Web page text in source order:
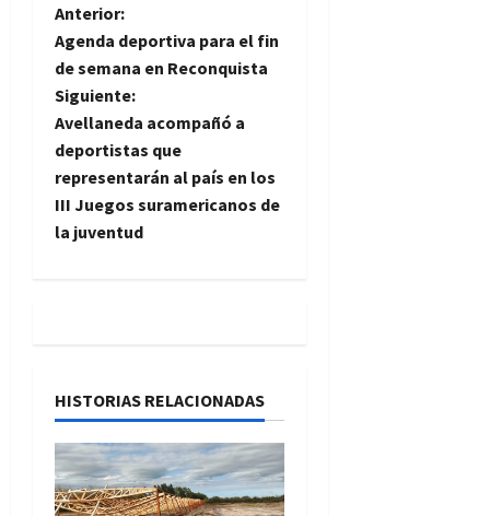
N
a
v
e
g
a
ó
n
d
Anterior:
Agenda deportiva para el fin
de semana en Reconquista
Siguiente:
Avellaneda acompañó a
deportistas que
representarán al país en los
III Juegos suramericanos de
la juventud
HISTORIAS RELACIONADAS